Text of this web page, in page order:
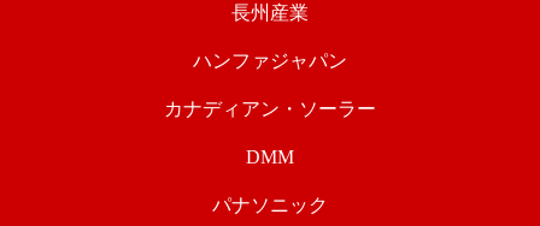
長州産業
ハンファジャパン
カナディアン・ソーラー
DMM
パナソニック